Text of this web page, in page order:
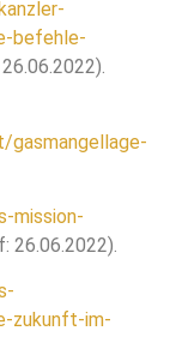
befehle-
mission-
26.06.2022).
zukunft-im-